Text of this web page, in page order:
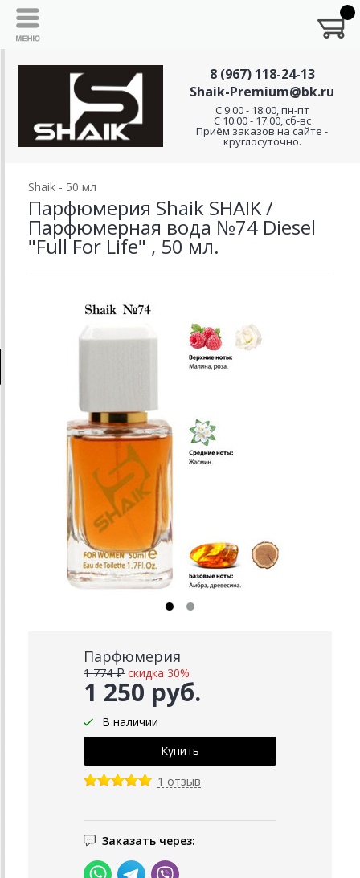
8 (967) 118-24-13
Shaik-Premium@bk.ru
C 9:00 - 18:00, пн-пт
С 10:00 - 17:00, сб-вс
Приём заказов на сайте -
круглосуточно.
Shaik - 50 мл
Парфюмерия Shaik SHAIK /
Парфюмерная вода №74 Diesel
"Full For Life" , 50 мл.
Парфюмерия
1 250 руб.
1 774 ₽ скидка 30%
В наличии
1 отзыв
Заказать через: